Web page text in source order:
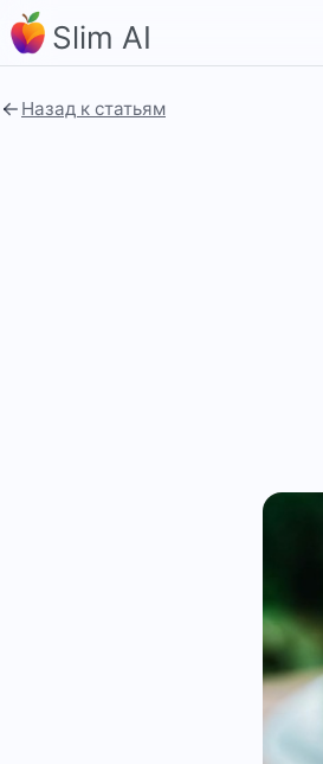
Slim AI
Назад к статьям